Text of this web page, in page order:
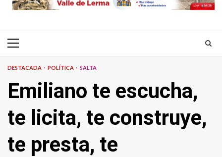
Primary
DESTACADA POLÍTICA SALTA
Emiliano te escucha,
te licita, te construye,
te presta, te